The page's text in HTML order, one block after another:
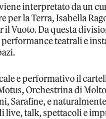
interpretato da un
per la Terra, Isabella
Vuoto. Da questa
teatrali e
e performativo il
Orchestrina di
Sarafine, e
live, talk, spettacoli e